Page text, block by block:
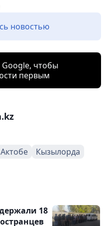
новостью
чтобы
первым
Актобе
Кызылорда
18